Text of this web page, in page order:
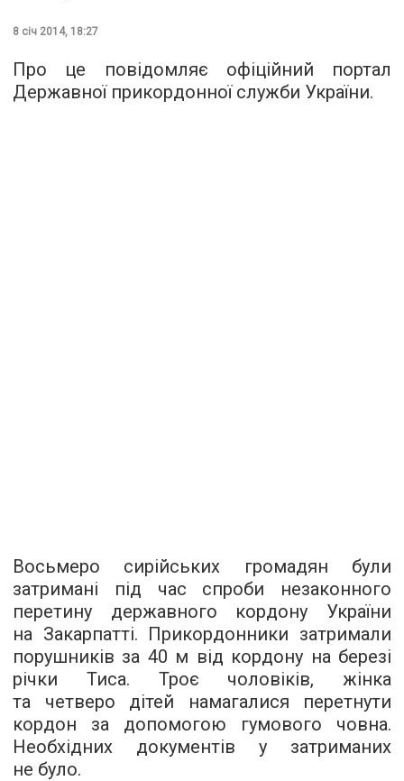
8 січ 2014, 18:27
Про це повідомляє офіційний портал
Державної прикордонної служби України.
Восьмеро сирійських громадян були
затримані під час спроби незаконного
перетину державного кордону України
на Закарпатті. Прикордонники затримали
порушників за 40 м від кордону на березі
річки Тиса. Троє чоловіків, жінка
та четверо дітей намагалися перетнути
кордон за допомогою гумового човна.
Необхідних документів у затриманих
не було.